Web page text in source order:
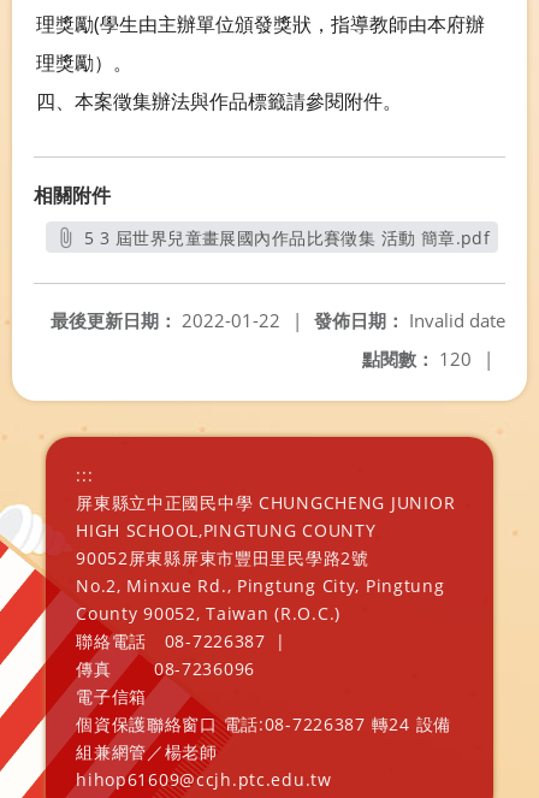
理獎勵(學生由主辦單位頒發獎狀，指導教師由本府辦
理獎勵）。
四、本案徵集辦法與作品標籤請參閱附件。
相關附件
5 3 屆世界兒童畫展國內作品比賽徵集 活動 簡章.pdf
發佈日期： Invalid date
最後更新日期： 2022-01-22
|
點閱數： 120 |
:::
屏東縣立中正國民中學 CHUNGCHENG JUNIOR
HIGH SCHOOL,PINGTUNG COUNTY
90052屏東縣屏東市豐田里民學路2號
No.2, Minxue Rd., Pingtung City, Pingtung
County 90052, Taiwan (R.O.C.)
聯絡電話
08-7226387
|
傳真
08-7236096
電子信箱
個資保護聯絡窗口 電話:08-7226387 轉24 設備
組兼網管／楊老師
hihop61609@ccjh.ptc.edu.tw